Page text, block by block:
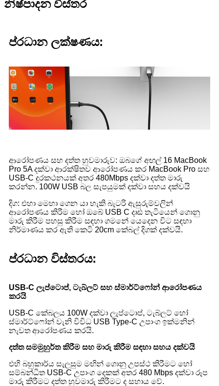
නිෂ්පාදන විස්තර
ප්රධාන ලක්ෂණය:
ආරෝපණය සහ දත්ත හුවමාරුව: ඔබගේ අඟල් 16 MacBook
Pro 5A දක්වා ආරක්ෂිතව ආරෝපණය කර MacBook Pro සහ
USB-C දුරකථනයක් අතර 480Mbps දක්වා දත්ත මාරු
කරන්න. 100W USB බල සැපයුමක් දක්වා සහය දක්වයි
දිග: එහා මෙහා ගෙන යා හැකි බැටරි ඇසුරුම්වලින්
ආරෝපණය කිරීම හෝ ඔබේ USB C දෘඪ තැටියෙන් ගොනු
මාරු කිරීම පහසු කිරීම සඳහා ගමනේ යෙදෙන විට සඳහා
නිර්මාණය කර ඇති කෙටි 20cm කේබල් දිගක් දක්වයි.
ප්රධාන විස්තරය:
USB-C ලැප්ටොප්, ටැබ්ලට් සහ ස්මාර්ට්ෆෝන් ආරෝපණය
කරයි
USB-C කේබලය 100W දක්වා ලැප්ටොප්, ටැබ්ලට් හෝ
ස්මාර්ට්ෆෝන් වැනි විවිධ USB Type-C උපාංග ඉක්මනින්
නැවත ආරෝපණය කරයි.
දත්ත සමමුහුර්ත කිරීම සහ මාරු කිරීම සඳහා සහය දක්වයි
එහි බහුකාර්ය සැලසුම මඟින් ගොනු උපස්ථ කිරීමට හෝ
සම්බන්ධිත USB-C උපාංග දෙකක් අතර 480 Mbps දක්වා රූප
මාරු කිරීමට දත්ත හුවමාරු කිරීමට ද සහාය වේ.